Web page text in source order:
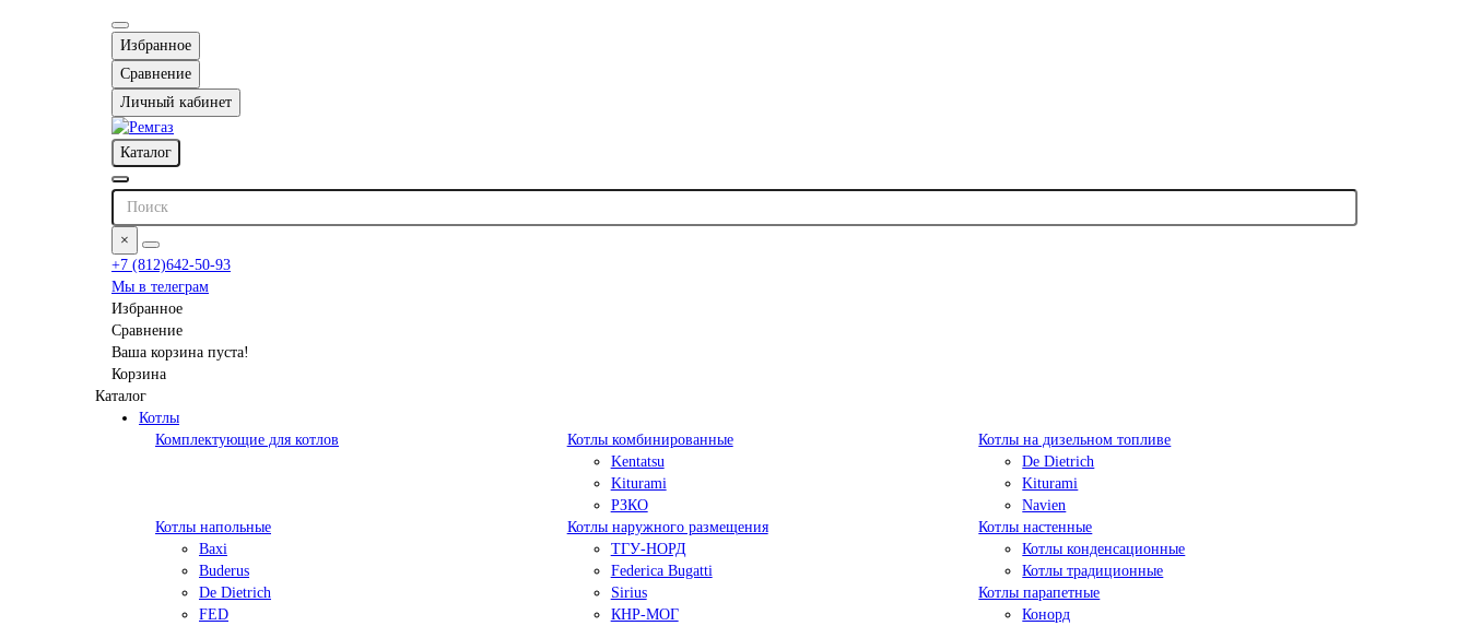
Избранное
Сравнение
Личный кабинет
Каталог
×
+7 (812)642-50-93
Мы в телеграм
Избранное
Сравнение
Ваша корзина пуста!
Корзина
Каталог
Котлы
Комплектующие для котлов
Котлы комбинированные
Kentatsu
Kiturami
РЗКО
Котлы на дизельном топливе
De Dietrich
Kiturami
Navien
Котлы напольные
Baxi
Buderus
De Dietrich
FED
Котлы наружного размещения
ТГУ-НОРД
Federica Bugatti
Sirius
КНР-МОГ
Котлы настенные
Котлы конденсационные
Котлы традиционные
Котлы парапетные
Конорд